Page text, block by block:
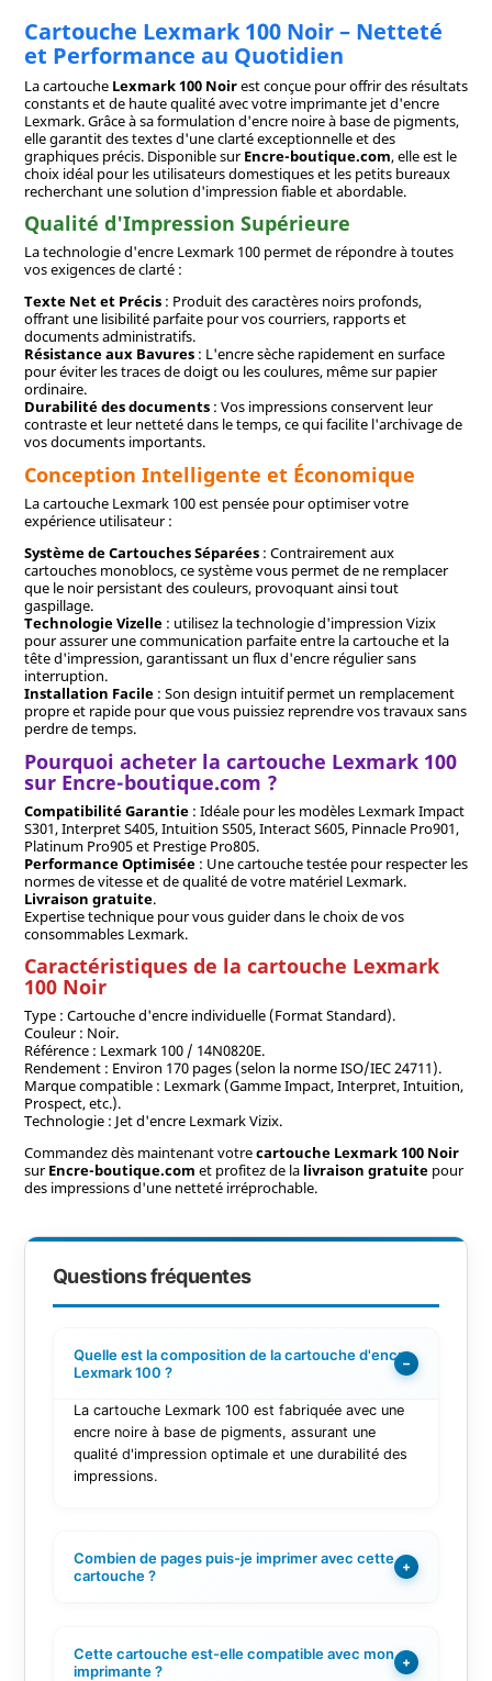
Cartouche Lexmark 100 Noir – Netteté
et Performance au Quotidien
La cartouche Lexmark 100 Noirest conçue pour offrir des résultats
constants et de haute qualité avec votre imprimante jet d'encre
Lexmark. Grâce à sa formulation d'encre noire à base de pigments,
elle garantit des textes d'une clarté exceptionnelle et des
graphiques précis. Disponible surEncre-boutique.com, elle est le
choix idéal pour les utilisateurs domestiques et les petits bureaux
recherchant une solution d'impression fiable et abordable.
Qualité d'Impression Supérieure
La technologie d'encre Lexmark 100 permet de répondre à toutes
vos exigences de clarté :
Texte Net et Précis: Produit des caractères noirs profonds,
offrant une lisibilité parfaite pour vos courriers, rapports et
documents administratifs.
Résistance aux Bavures: L'encre sèche rapidement en surface
pour éviter les traces de doigt ou les coulures, même sur papier
ordinaire.
Durabilité des documents: Vos impressions conservent leur
contraste et leur netteté dans le temps, ce qui facilite l'archivage de
vos documents importants.
Conception Intelligente et Économique
La cartouche Lexmark 100 est pensée pour optimiser votre
expérience utilisateur :
Système de Cartouches Séparées: Contrairement aux
cartouches monoblocs, ce système vous permet de ne remplacer
que le noir persistant des couleurs, provoquant ainsi tout
gaspillage.
Technologie Vizelle: utilisez la technologie d'impression Vizix
pour assurer une communication parfaite entre la cartouche et la
tête d'impression, garantissant un flux d'encre régulier sans
interruption.
Installation Facile: Son design intuitif permet un remplacement
propre et rapide pour que vous puissiez reprendre vos travaux sans
perdre de temps.
Pourquoi acheter la cartouche Lexmark 100
sur Encre-boutique.com ?
Compatibilité Garantie: Idéale pour les modèles Lexmark Impact
S301, Interpret S405, Intuition S505, Interact S605, Pinnacle Pro901,
Platinum Pro905 et Prestige Pro805.
Performance Optimisée: Une cartouche testée pour respecter les
normes de vitesse et de qualité de votre matériel Lexmark.
Livraison gratuite.
Expertise technique pour vous guider dans le choix de vos
consommables Lexmark.
Caractéristiques de la cartouche Lexmark
100 Noir
Type : Cartouche d'encre individuelle (Format Standard).
Couleur : Noir.
Référence : Lexmark 100 / 14N0820E.
Rendement : Environ 170 pages (selon la norme ISO/IEC 24711).
Marque compatible : Lexmark (Gamme Impact, Interpret, Intuition,
Prospect, etc.).
Technologie : Jet d'encre Lexmark Vizix.
Commandez dès maintenant votrecartouche Lexmark 100 Noir
surEncre-boutique.com et profitez de la livraison gratuitepour
des impressions d'une netteté irréprochable.
Questions fréquentes
Quelle est la composition de la cartouche d'encre
Lexmark 100 ?
−
La cartouche Lexmark 100 est fabriquée avec une
encre noire à base de pigments, assurant une
qualité d'impression optimale et une durabilité des
impressions.
Combien de pages puis-je imprimer avec cette
cartouche ?
+
Cette cartouche est-elle compatible avec mon
imprimante ?
+